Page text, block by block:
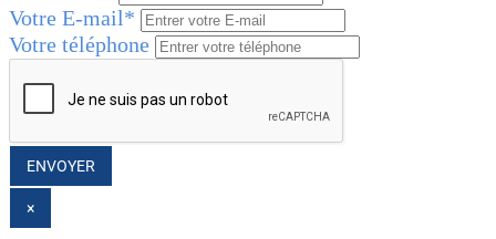
Votre E-mail*
Votre téléphone
×CLOSE